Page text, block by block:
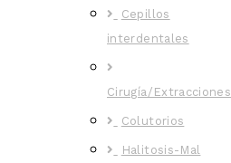
Cepillos
interdentales
Cirugía/Extracciones
Colutorios
Halitosis-Mal